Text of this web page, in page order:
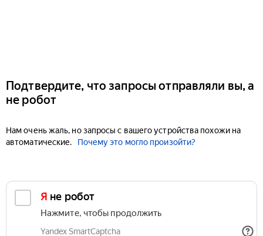
Подтвердите, что запросы отправляли вы, а
не робот
Нам очень жаль, но запросы с вашего устройства похожи на
автоматические.
Почему это могло произойти?
Я не робот
Нажмите, чтобы продолжить
Yandex SmartCaptcha